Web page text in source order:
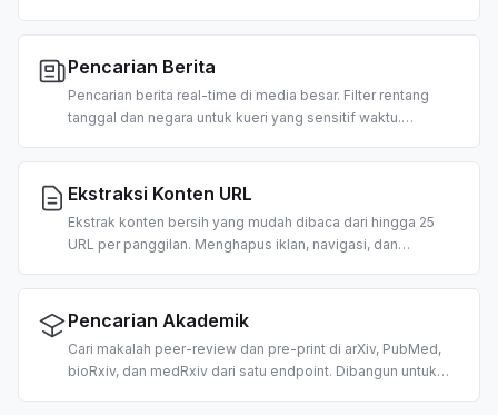
agent. Mendukung filter negara dan tanggal.
Pencarian Berita
Pencarian berita real-time di media besar. Filter rentang
tanggal dan negara untuk kueri yang sensitif waktu.
pipeline RAG.
Ekstraksi Konten URL
Ekstrak konten bersih yang mudah dibaca dari hingga 25
URL per panggilan. Menghapus iklan, navigasi, dan
siap untuk konsumsi LLM. 2 kredit per URL.
Pencarian Akademik
Cari makalah peer-review dan pre-print di arXiv, PubMed,
bioRxiv, dan medRxiv dari satu endpoint. Dibangun untuk